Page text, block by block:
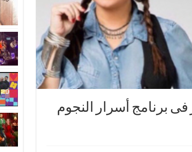
برنامج أسرار النجوم